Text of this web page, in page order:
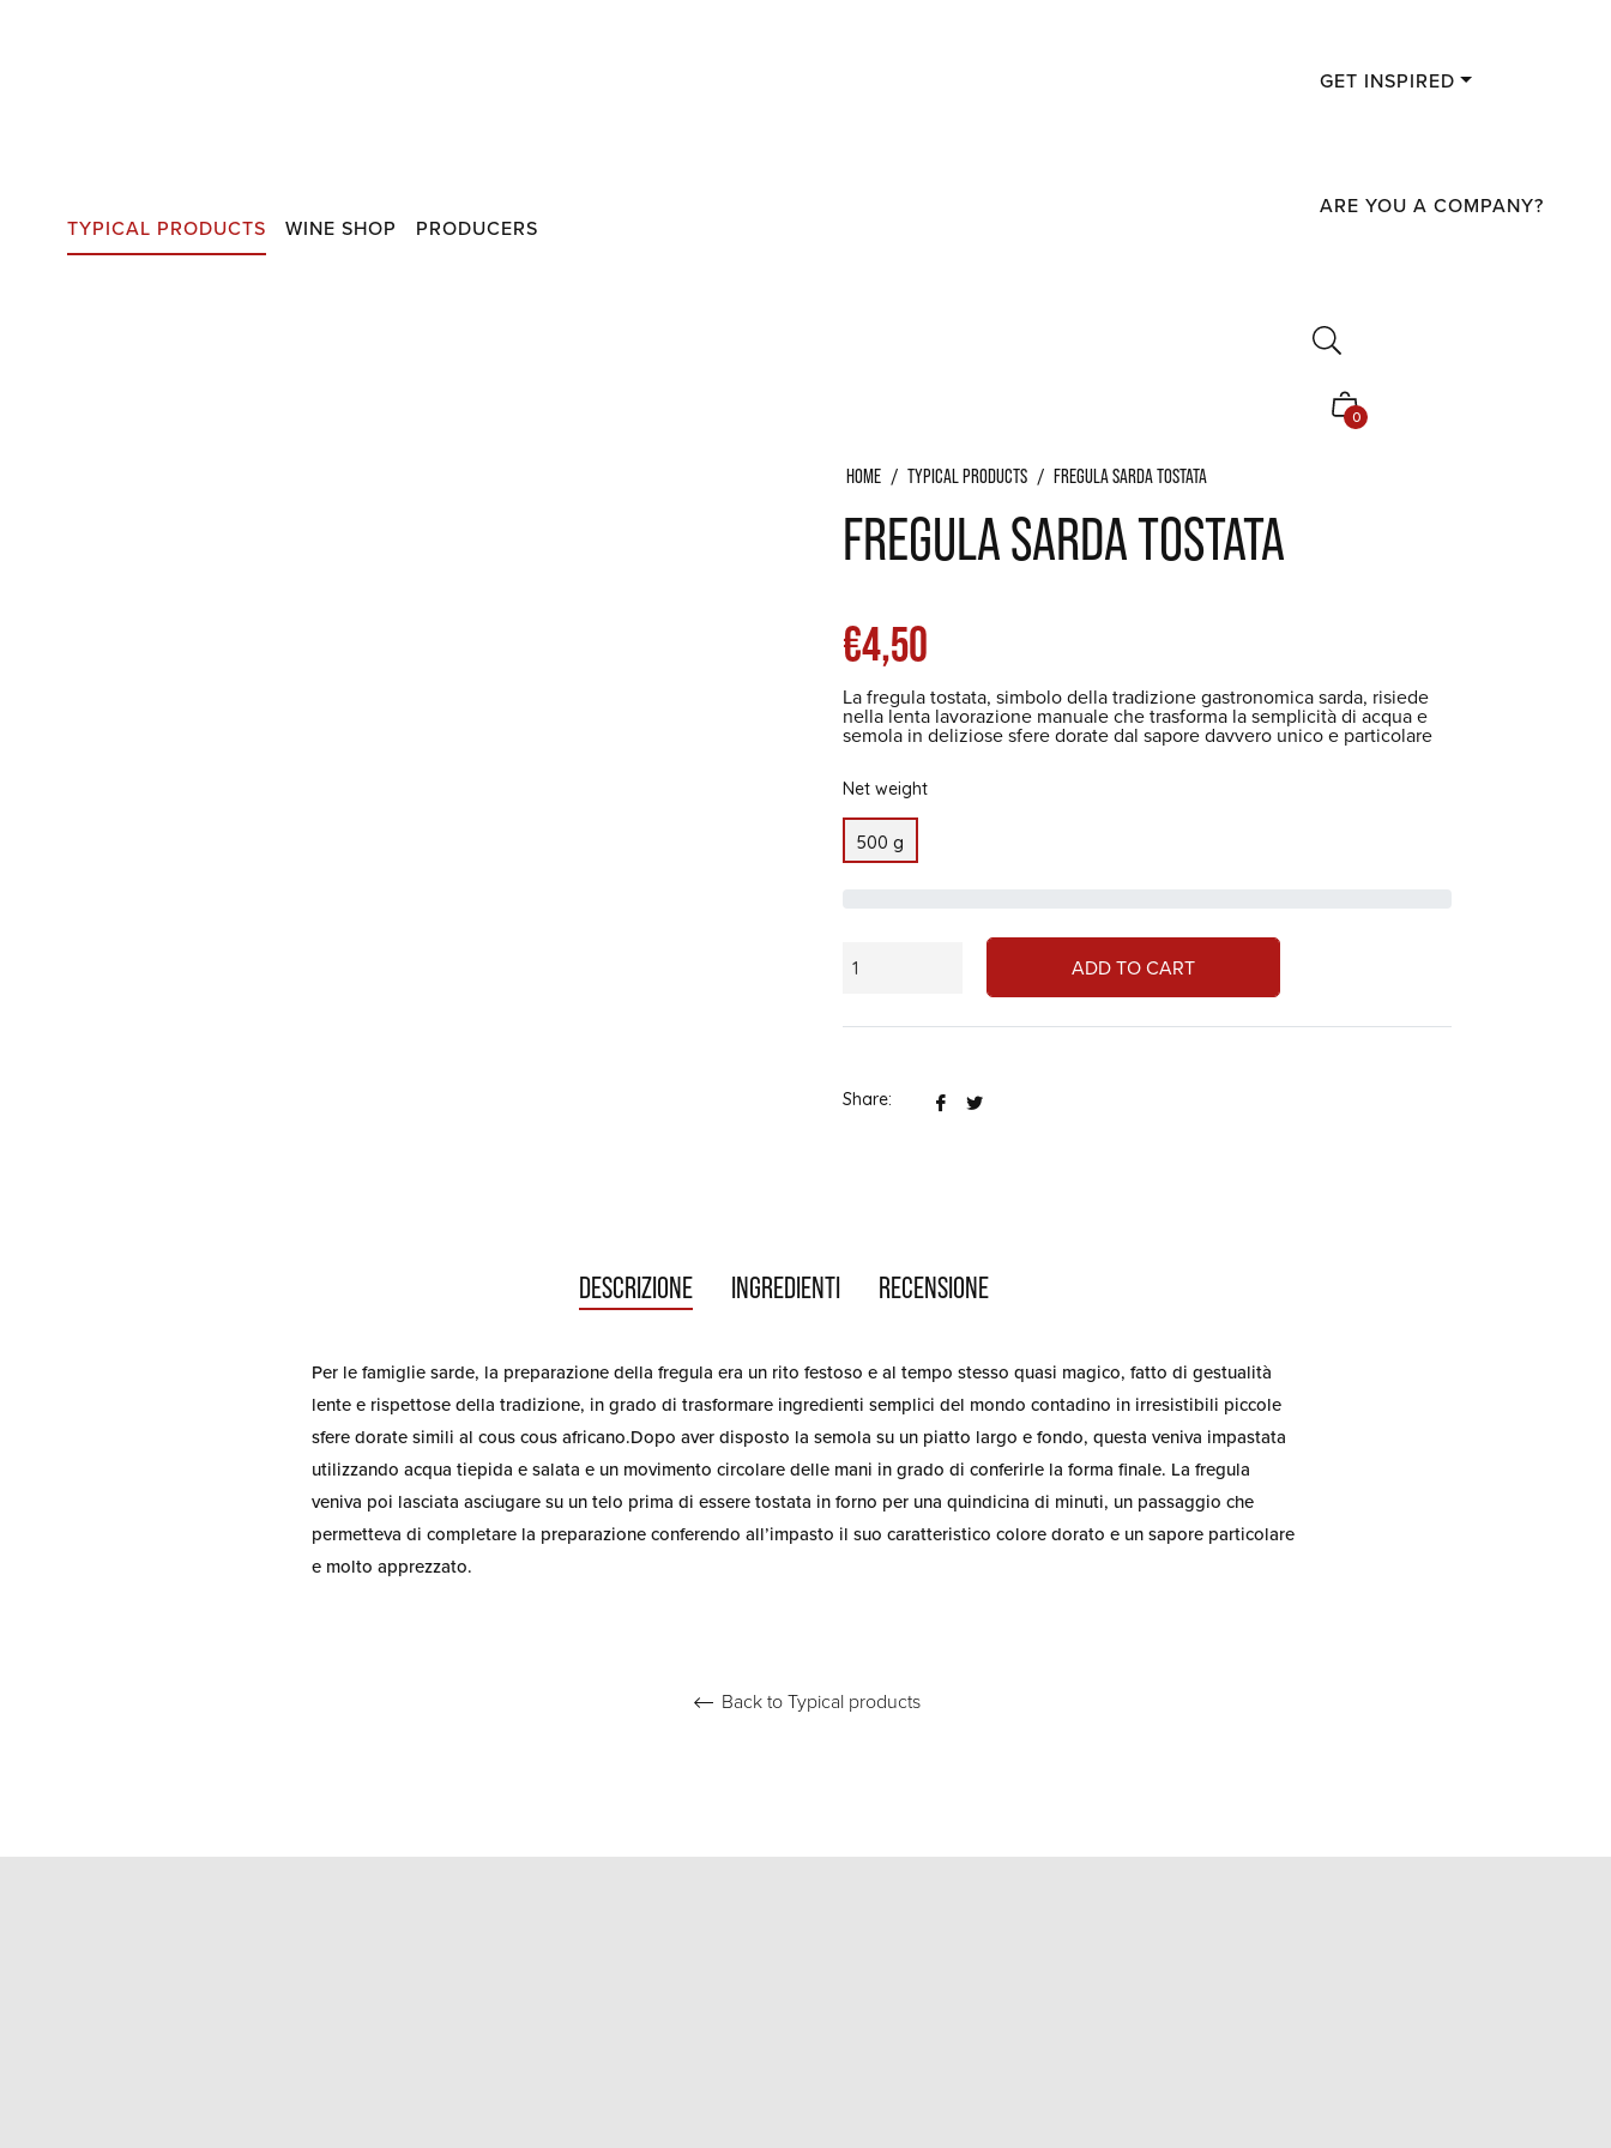
TYPICAL PRODUCTS WINE SHOP PRODUCERS
GET INSPIRED
ARE YOU A COMPANY?
Shopping
cart
0
HOME / TYPICAL PRODUCTS / FREGULA SARDA TOSTATA
FREGULA SARDA TOSTATA
List
price
€4,50
La fregula tostata, simbolo della tradizione gastronomica sarda, risiede
nella lenta lavorazione manuale che trasforma la semplicità di acqua e
semola in deliziose sfere dorate dal sapore davvero unico e particolare
Net weight
500 g
ADD TO CART
Share:
ShareTweet
DESCRIZIONE INGREDIENTI RECENSIONE
Per le famiglie sarde, la preparazione della fregula era un rito festoso e al tempo stesso quasi magico, fatto di gestualità
lente e rispettose della tradizione, in grado di trasformare ingredienti semplici del mondo contadino in irresistibili piccole
sfere dorate simili al cous cous africano.Dopo aver disposto la semola su un piatto largo e fondo, questa veniva impastata
utilizzando acqua tiepida e salata e un movimento circolare delle mani in grado di conferirle la forma finale. La fregula
veniva poi lasciata asciugare su un telo prima di essere tostata in forno per una quindicina di minuti, un passaggio che
permetteva di completare la preparazione conferendo all’impasto il suo caratteristico colore dorato e un sapore particolare
e molto apprezzato.
Back to Typical products